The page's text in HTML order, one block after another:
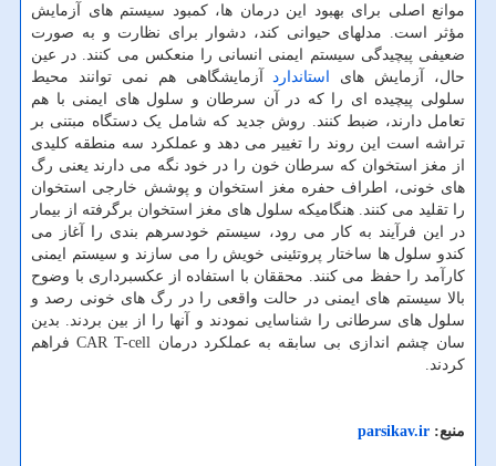
موانع اصلی برای بهبود این درمان ها، کمبود سیستم های آزمایش
مؤثر است. مدلهای حیوانی کند، دشوار برای نظارت و به صورت
ضعیفی پیچیدگی سیستم ایمنی انسانی را منعکس می کنند. در عین
حال، آزمایش های استاندارد
آزمایشگاهی هم نمی توانند محیط
سلولی پیچیده ای را که در آن سرطان و سلول های ایمنی با هم
تعامل دارند، ضبط کنند. روش جدید که شامل یک دستگاه مبتنی بر
تراشه است این روند را تغییر می دهد و عملکرد سه منطقه کلیدی
از مغز استخوان که سرطان خون را در خود نگه می دارند یعنی رگ
های خونی، اطراف حفره مغز استخوان و پوشش خارجی استخوان
را تقلید می کنند. هنگامیکه سلول های مغز استخوان برگرفته از بیمار
در این فرآیند به کار می رود، سیستم خودسرهم بندی را آغاز می
کندو سلول ها ساختار پروتئینی خویش را می سازند و سیستم ایمنی
کارآمد را حفظ می کنند. محققان با استفاده از عکسبرداری با وضوح
بالا سیستم های ایمنی در حالت واقعی را در رگ های خونی رصد و
سلول های سرطانی را شناسایی نمودند و آنها را از بین بردند. بدین
سان چشم اندازی بی سابقه به عملکرد درمان CAR T-cell فراهم
کردند.
منبع: parsikav.ir